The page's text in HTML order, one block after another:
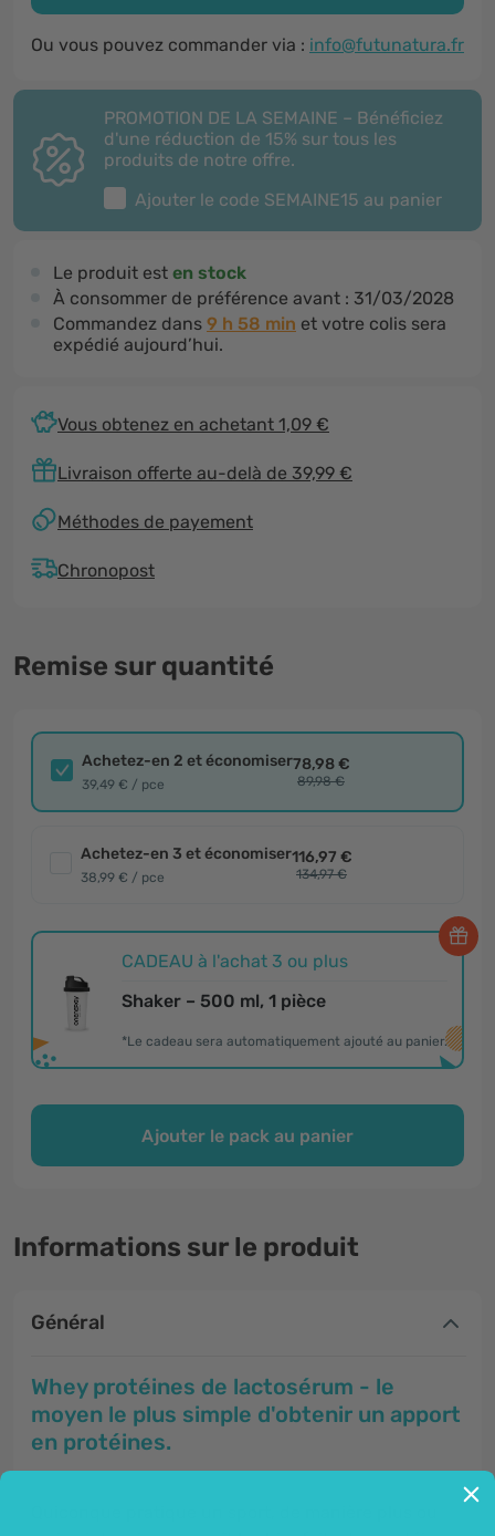
Ou vous pouvez commander via : info@futunatura.fr
PROMOTION DE LA SEMAINE – Bénéficiez
d'une réduction de 15% sur tous les
produits de notre offre.
Ajouter le code SEMAINE15 au panier
Le produit est en stock
À consommer de préférence avant : 31/03/2028
Commandez dans 9 h 58 min et votre colis sera
expédié aujourd’hui.
Vous obtenez en achetant 1,09 €
Livraison offerte au-delà de 39,99 €
Méthodes de payement
Chronopost
Remise sur quantité
Achetez-en 2 et économiser
39,49 € / pce
78,98 €
89,98 €
Achetez-en 3 et économiser
38,99 € / pce
116,97 €
134,97 €
CADEAU à l'achat 3 ou plus
Shaker – 500 ml, 1 pièce
*Le cadeau sera automatiquement ajouté au panier.
Ajouter le pack au panier
Informations sur le produit
Général
Whey protéines de lactosérum - le
moyen le plus simple d'obtenir un apport
en protéines.